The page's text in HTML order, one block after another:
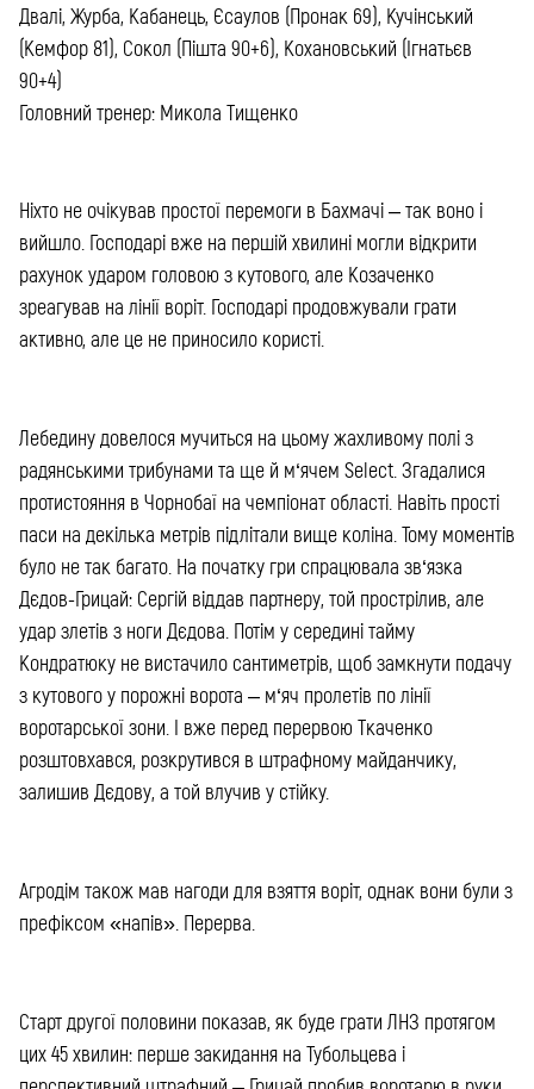
Двалі, Журба, Кабанець, Єсаулов (Пронак 69), Кучінський
(Кемфор 81), Сокол (Пішта 90+6), Кохановський (Ігнатьєв
90+4)
Головний тренер: Микола Тищенко
Ніхто не очікував простої перемоги в Бахмачі – так воно і
вийшло. Господарі вже на першій хвилині могли відкрити
рахунок ударом головою з кутового, але Козаченко
зреагував на лінії воріт. Господарі продовжували грати
активно, але це не приносило користі.
Лебедину довелося мучиться на цьому жахливому полі з
радянськими трибунами та ще й м‘ячем Select. Згадалися
протистояння в Чорнобаї на чемпіонат області. Навіть прості
паси на декілька метрів підлітали вище коліна. Тому моментів
було не так багато. На початку гри спрацювала зв‘язка
Дєдов-Грицай: Сергій віддав партнеру, той прострілив, але
удар злетів з ноги Дєдова. Потім у середині тайму
Кондратюку не вистачило сантиметрів, щоб замкнути подачу
з кутового у порожні ворота – м‘яч пролетів по лінії
воротарської зони. І вже перед перервою Ткаченко
розштовхався, розкрутився в штрафному майданчику,
залишив Дєдову, а той влучив у стійку.
Агродім також мав нагоди для взяття воріт, однак вони були з
префіксом «напів». Перерва.
Старт другої половини показав, як буде грати ЛНЗ протягом
цих 45 хвилин: перше закидання на Тубольцева і